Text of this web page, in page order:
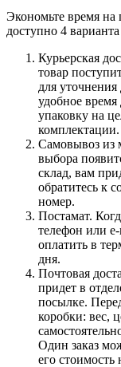
Экономьте время на
доступно 4
Курьерская
товар
для
удобное
упаковку на
комплектации.
Самовывоз из
выбора
склад, вам
обратитесь к
номер.
Постамат.
телефон или
оплатить в
дня.
Почтовая
придет в
посылке.
коробки: вес,
Один заказ
его